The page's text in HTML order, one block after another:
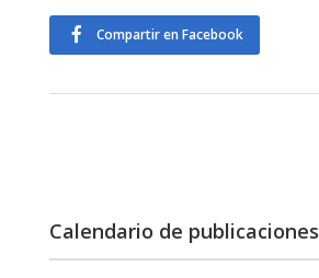
Compartir en Facebook
Calendario de publicaciones